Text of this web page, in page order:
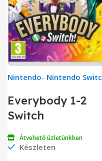
Nintendo- Nintendo
Everybody 1-2
Switch
Átvehető üzletünkben
Készleten